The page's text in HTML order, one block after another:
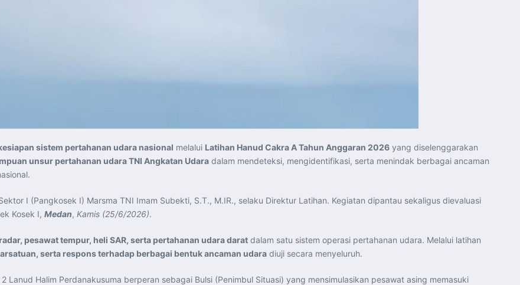
sistem pertahanan udara nasional melalui Latihan Hanud Cakra A Tahun Anggaran 2026 yang diselenggarakan
unsur pertahanan udara TNI Angkatan Udara dalam mendeteksi, mengidentifikasi, serta menindak berbagai ancaman
I (Pangkosek I) Marsma TNI Imam Subekti, S.T., M.IR., selaku Direktur Latihan. Kegiatan dipantau sekaligus dievaluasi
Kosek I, Medan, Kamis (25/6/2026).
pesawat tempur, heli SAR, serta pertahanan udara darat dalam satu sistem operasi pertahanan udara. Melalui latihan
serta respons terhadap berbagai bentuk ancaman udara diuji secara menyeluruh.
Lanud Halim Perdanakusuma berperan sebagai Bulsi (Penimbul Situasi) yang mensimulasikan pesawat asing memasuki